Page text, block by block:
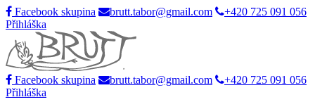
Facebook skupina brutt.tabor@gmail.com
+420 725 091 056
Přihláška
Facebook skupina brutt.tabor@gmail.com
+420 725 091 056
Přihláška